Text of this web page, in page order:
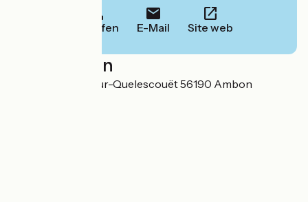
Anrufen E-Mail Site web
Localisation
1 Chemin de la Tour-Quelescouët 56190 Ambon